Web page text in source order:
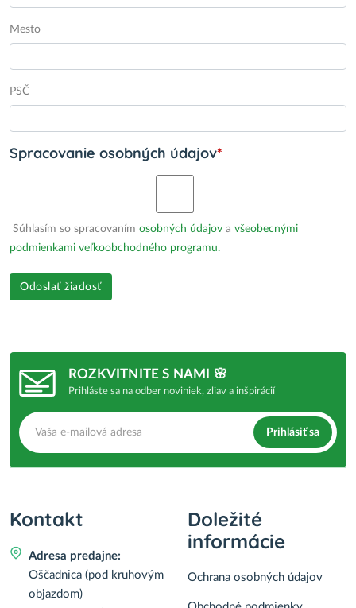
Mesto
PSČ
Spracovanie osobných údajov*
Súhlasím so spracovaním osobných údajov a všeobecnými
podmienkami veľkoobchodného programu.
Odoslať žiadosť
ROZKVITNITE S NAMI 🌸
Prihláste sa na odber noviniek, zliav a inšpirácií
Prihlásiť sa
Kontakt
Adresa predajne:
Oščadnica (pod kruhovým
objazdom)
Doležité
informácie
Ochrana osobných údajov